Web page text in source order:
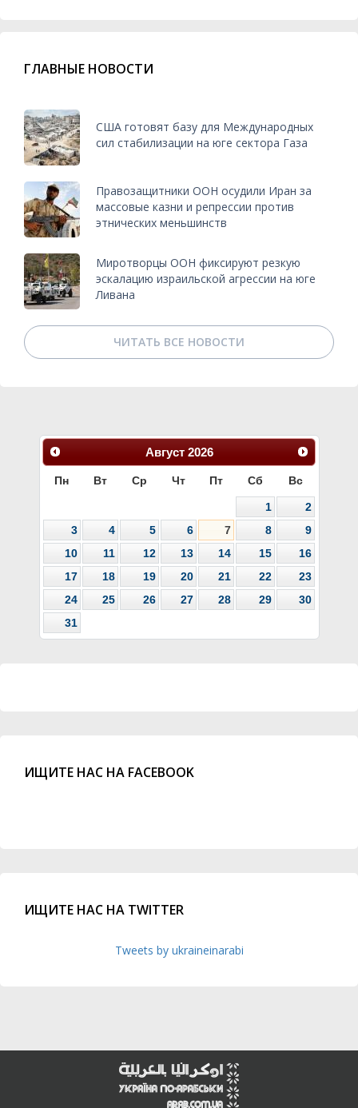
ГЛАВНЫЕ НОВОСТИ
США готовят базу для Международных
сил стабилизации на юге сектора Газа
Правозащитники ООН осудили Иран за
массовые казни и репрессии против
этнических меньшинств
Миротворцы ООН фиксируют резкую
эскалацию израильской агрессии на юге
Ливана
ЧИТАТЬ ВСЕ НОВОСТИ
Август 2026
Пн Вт Ср Чт Пт Сб Вс
1
2
3
4 5 6 7 8
9
10
11 12 13 14 15
16
17
18 19 20 21 22
23
24
25 26 27 28 29
30
31
ИЩИТЕ НАС НА FACEBOOK
ИЩИТЕ НАС НА TWITTER
Tweets by ukraineinarabi